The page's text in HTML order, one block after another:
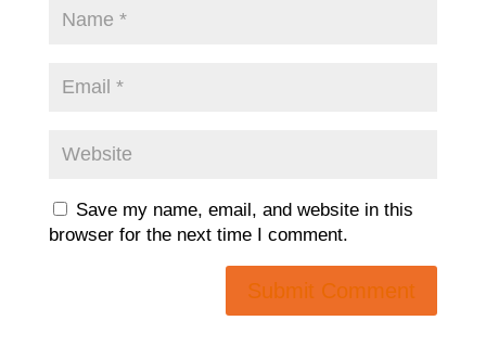
Save my name, email, and website in this
browser for the next time I comment.